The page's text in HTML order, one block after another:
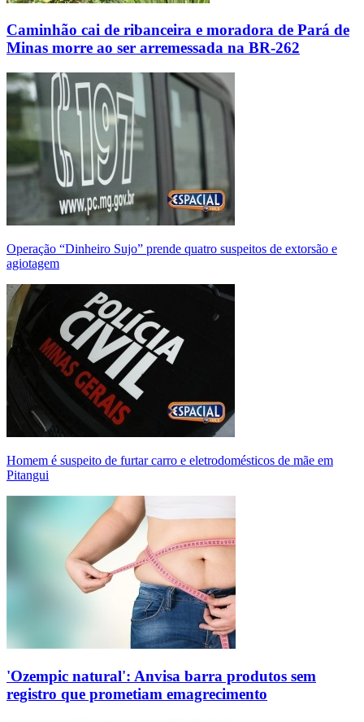
Caminhão cai de ribanceira e moradora de Pará de
Minas morre ao ser arremessada na BR-262
Operação “Dinheiro Sujo” prende quatro suspeitos de extorsão e
agiotagem
Homem é suspeito de furtar carro e eletrodomésticos de mãe em
Pitangui
'Ozempic natural': Anvisa barra produtos sem
registro que prometiam emagrecimento